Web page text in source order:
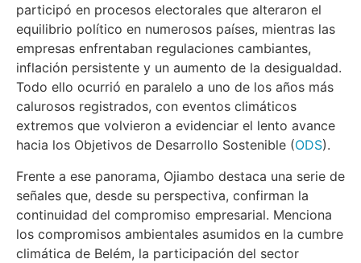
participó en procesos electorales que alteraron el
equilibrio político en numerosos países, mientras las
empresas enfrentaban regulaciones cambiantes,
inflación persistente y un aumento de la desigualdad.
Todo ello ocurrió en paralelo a uno de los años más
calurosos registrados, con eventos climáticos
extremos que volvieron a evidenciar el lento avance
hacia los Objetivos de Desarrollo Sostenible (ODS).
Frente a ese panorama, Ojiambo destaca una serie de
señales que, desde su perspectiva, confirman la
continuidad del compromiso empresarial. Menciona
los compromisos ambientales asumidos en la cumbre
climática de Belém, la participación del sector